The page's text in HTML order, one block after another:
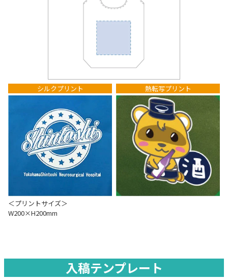
シルクプリント 熱転写プリント
＜プリントサイズ＞
W200×H200mm
入稿テンプレート